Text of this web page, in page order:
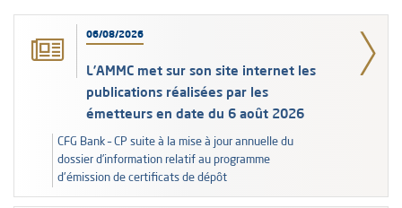
06/08/2026
L’AMMC met sur son site internet les
publications réalisées par les
émetteurs en date du 6 août 2026
CFG Bank – CP suite à la mise à jour annuelle du
dossier d’information relatif au programme
d'émission de certificats de dépôt